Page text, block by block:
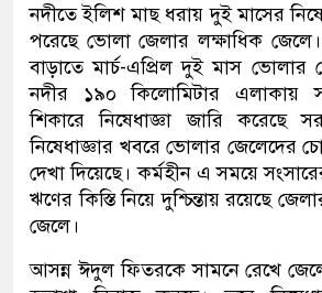
নদীতে ইলিশ মাছ ধরায় দুই মাসের
পরেছে ভোলা জেলার লক্ষাধিক
বাড়াতে মার্চ-এপ্রিল দুই মাস
নদীর ১৯০ কিলোমিটার
শিকারে নিষেধাজ্ঞা জারি করেছে
নিষেধাজ্ঞার খবরে ভোলার জেলেদের
দেখা দিয়েছে। কর্মহীন এ সময়ে
ঋণের কিস্তি নিয়ে দুশ্চিন্তায় রয়েছে
জেলে।
আসন্ন ঈদুল ফিতরকে সামনে রেখে